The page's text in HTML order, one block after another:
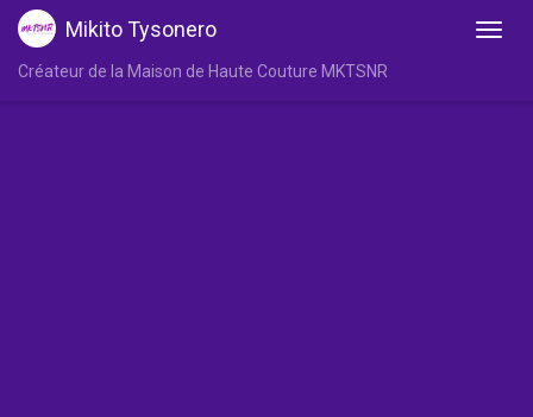
Mikito Tysonero
Créateur de la Maison de Haute Couture MKTSNR